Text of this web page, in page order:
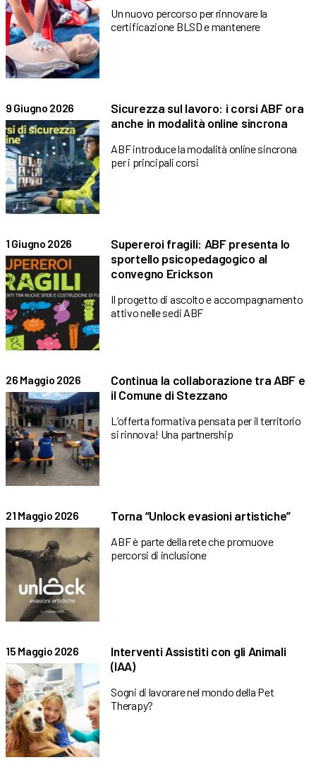
Un nuovo percorso per rinnovare la
certificazione BLSD e mantenere
9 Giugno 2026
Sicurezza sul lavoro: i corsi ABF ora
anche in modalità online sincrona
ABF introduce la modalità online sincrona
per i principali corsi
1 Giugno 2026
Supereroi fragili: ABF presenta lo
sportello psicopedagogico al
convegno Erickson
Il progetto di ascolto e accompagnamento
attivo nelle sedi ABF
26 Maggio 2026
Continua la collaborazione tra ABF e
il Comune di Stezzano
L’offerta formativa pensata per il territorio
si rinnova! Una partnership
21 Maggio 2026 Torna “Unlock evasioni artistiche”
ABF è parte della rete che promuove
percorsi di inclusione
15 Maggio 2026
Interventi Assistiti con gli Animali
(IAA)
Sogni di lavorare nel mondo della Pet
Therapy?